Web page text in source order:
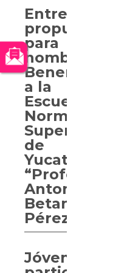
Entregan
propuesta
para
nombrar
Benemérita
a la
Escuela
Normal
Superior
de
Yucatán
“Profesor
Antonio
Betancourt
Pérez”
Jóvenes